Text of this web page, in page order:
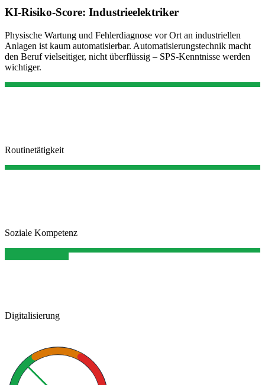
KI-Risiko-Score: Industrieelektriker
Physische Wartung und Fehlerdiagnose vor Ort an industriellen
Anlagen ist kaum automatisierbar. Automatisierungstechnik macht
den Beruf vielseitiger, nicht überflüssig – SPS-Kenntnisse werden
wichtiger.
Routinetätigkeit
Soziale Kompetenz
Digitalisierung